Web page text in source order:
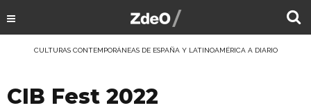
CULTURAS CONTEMPORÁNEAS DE ESPAÑA Y LATINOAMÉRICA A DIARIO
CIB Fest 2022